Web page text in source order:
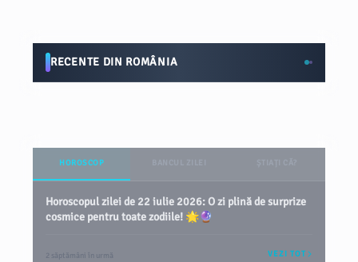
RECENTE DIN ROMÂNIA
HOROSCOP
Horoscopul zilei de 22 iulie 2026: O zi plină de surprize
cosmice pentru toate zodiile! 🌟🔮
2 săptămâni în urmă VEZI TOT